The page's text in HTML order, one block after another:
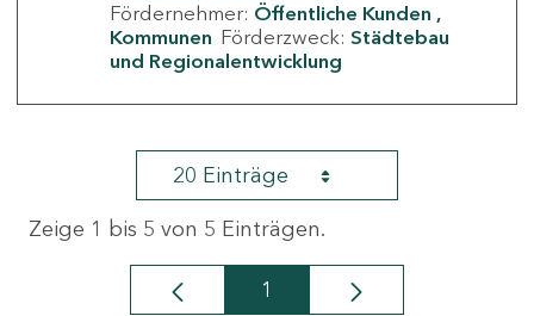
Fördernehmer: Öffentliche Kunden
Kommunen Förderzweck: Städtebau
und Regionalentwicklung
20 Einträge
Zeige 1 bis 5 von 5 Einträgen.
Seite
1